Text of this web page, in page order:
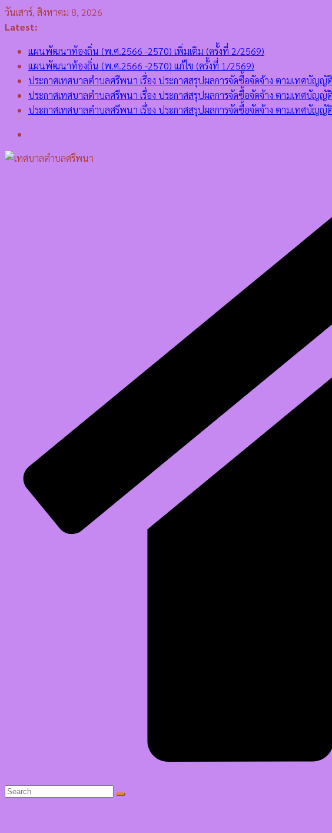
Skip
to
วันเสาร์, สิงหาคม 8, 2026
Latest:
แผนพัฒนาท้องถิ่น (พ.ศ.2566 -2570) เพิ่มเติม (ครั้งที่ 2/2569)
แผนพัฒนาท้องถิ่น (พ.ศ.2566 -2570) แก้ไข (ครั้งที่ 1/2569)
ประกาศเทศบาลตำบลศรีพนา เรื่อง ประกาศสรุปผลการจัดซื้อจัดจ้าง ตามเทศบั
ประกาศเทศบาลตำบลศรีพนา เรื่อง ประกาศสรุปผลการจัดซื้อจัดจ้าง ตามเทศบั
ประกาศเทศบาลตำบลศรีพนา เรื่อง ประกาศสรุปผลการจัดซื้อจัดจ้าง ตามเทศบั